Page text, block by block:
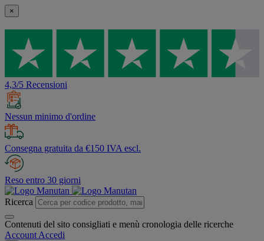
×
4,3/5 Recensioni
Nessun minimo d'ordine
Consegna gratuita da €150 IVA escl.
Reso entro 30 giorni
Ricerca
Contenuti del sito consigliati e menù cronologia delle ricerche
Account Accedi